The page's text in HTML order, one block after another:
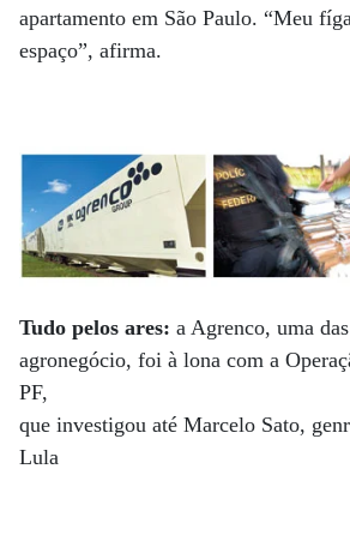
apartamento em São Paulo. “Meu
espaço”, afirma.
Tudo pelos ares: a Agrenco, uma
agronegócio, foi à lona com a
PF,
que investigou até Marcelo Sato,
Lula